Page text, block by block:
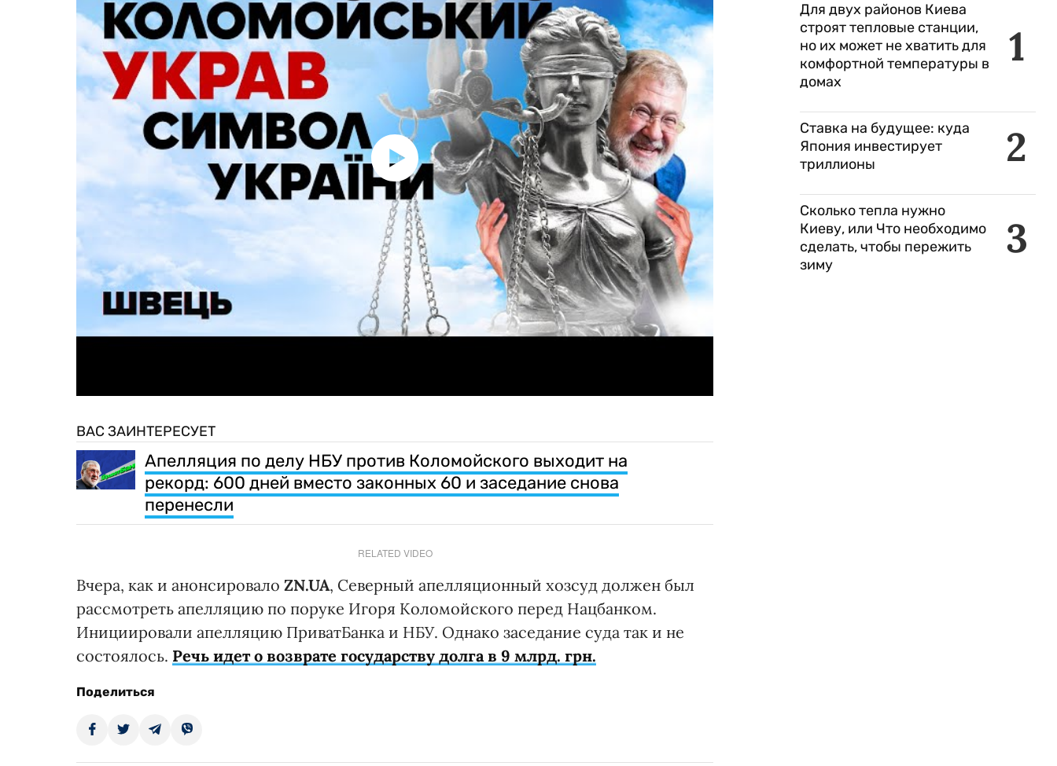
ВАС ЗАИНТЕРЕСУЕТ
Апелляция по делу НБУ против Коломойского выходит на
рекорд: 600 дней вместо законных 60 и заседание снова
перенесли
RELATED VIDEO
Вчера, как и анонсировало ZN.UA, Северный апелляционный хозсуд должен был
рассмотреть апелляцию по поруке Игоря Коломойского перед Нацбанком.
Инициировали апелляцию ПриватБанка и НБУ. Однако заседание суда так и не
состоялось. Речь идет о возврате государству долга в 9 млрд. грн.
Поделиться
1
Для двух районов Киева
строят тепловые станции,
но их может не хватить для
комфортной температуры в
домах
2
Ставка на будущее: куда
Япония инвестирует
триллионы
3
Сколько тепла нужно
Киеву, или Что необходимо
сделать, чтобы пережить
зиму